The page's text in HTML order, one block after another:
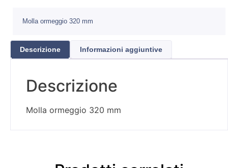
Molla ormeggio 320 mm
Descrizione Informazioni aggiuntive
Descrizione
Molla ormeggio 320 mm